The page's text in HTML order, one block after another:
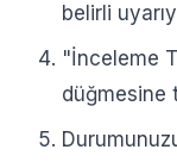
belirli
"İnceleme
düğmesine